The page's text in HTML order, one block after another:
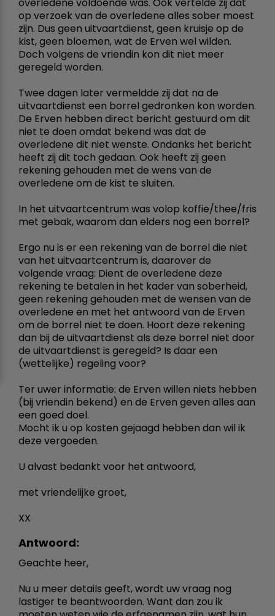
op verzoek van de overledene alles sober moest
zijn. Dus geen uitvaartdienst, geen kruisje op de
kist, geen bloemen, wat de Erven wel wilden.
Doch volgens de vriendin kon dit niet meer
geregeld worden.
Twee dagen later vermeldde zij dat na de
uitvaartdienst een borrel gedronken kon worden.
De Erven hebben direct bericht gestuurd om dit
niet te doen omdat bekend was dat de
overledene dit niet wenste. Ondanks het bericht
heeft zij dit toch gedaan. Ook heeft zij geen
rekening gehouden met de wens van de
overledene om de kist te sluiten.
In het uitvaartcentrum was volop koffie/thee/fris
met gebak, waarom dan elders nog een borrel?
Ergo nu is er een rekening van de borrel die niet
van het uitvaartcentrum is, daarover de
volgende vraag: Dient de overledene deze
rekening te betalen in het kader van soberheid,
geen rekening gehouden met de wensen van de
overledene en met het antwoord van de Erven
om de borrel niet te doen. Hoort deze rekening
dan bij de uitvaartdienst als deze borrel niet door
de uitvaartdienst is geregeld? Is daar een
(wettelijke) regeling voor?
Ter uwer informatie: de Erven willen niets hebben
(bij vriendin bekend) en de Erven geven alles aan
een goed doel.
Mocht ik u op kosten gejaagd hebben dan wil ik
deze vergoeden.
U alvast bedankt voor het antwoord,
met vriendelijke groet,
XX
Antwoord:
Geachte heer,
Nu u meer details geeft, wordt uw vraag nog
lastiger te beantwoorden. Want dan zou ik